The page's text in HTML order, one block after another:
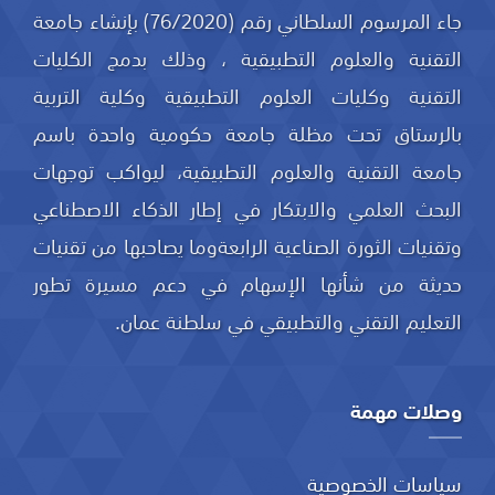
جاء المرسوم السلطاني رقم (76/2020) بإنشاء جامعة
التقنية والعلوم التطبيقية ، وذلك بدمج الكليات
التقنية وكليات العلوم التطبيقية وكلية التربية
بالرستاق تحت مظلة جامعة حكومية واحدة باسم
جامعة التقنية والعلوم التطبيقية، ليواكب توجهات
البحث العلمي والابتكار في إطار الذكاء الاصطناعي
وتقنيات الثورة الصناعية الرابعةوما يصاحبها من تقنيات
حديثة من شأنها الإسهام في دعم مسيرة تطور
التعليم التقني والتطبيقي في سلطنة عمان.
وصلات مهمة
سياسات الخصوصية